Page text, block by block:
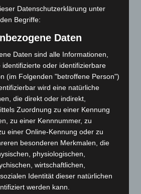
Schutzmaßnahmen in Schule
vom Land bis Ostern –
läuft aus
Schutzmaßnahmen laufen aus
im GVH entfällt ab 02.
in
läuft zum Monatsende
Datenschutzerklärung unter
Begriffe:
Daten
Daten sind alle Informationen,
identifizierte oder identifizierbare
(im Folgenden "betroffene Person")
wird eine natürliche
die direkt oder indirekt,
Zuordnung zu einer Kennung
zu einer Kennnummer, zu
einer Online-Kennung oder zu
besonderen Merkmalen, die
physiologischen,
wirtschaftlichen,
Identität dieser natürlichen
werden kann.